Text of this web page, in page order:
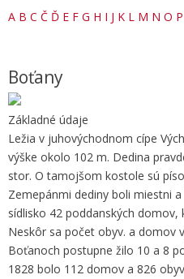
A B C Č Ď E F G H I J K L M N O P
Boťany
Základné údaje
Ležia v juhovýchodnom cípe
výške okolo 102 m. Dedina
stor. O tamojšom kostole sú
Zemepánmi dediny boli miestni
sídlisko 42 poddanských
Neskôr sa počet obyv. a domov
Boťanoch postupne žilo 10 a 8
1828 bolo 112 domov a 826